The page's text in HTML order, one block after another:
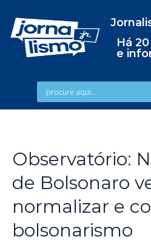
Há
e
Observatório:
de Bolsonaro
normalizar e
bolsonarismo